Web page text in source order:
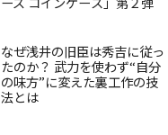
なぜ浅井の旧臣は秀吉に従っ
たのか？ 武力を使わず“自分
の味方”に変えた裏工作の技
法とは